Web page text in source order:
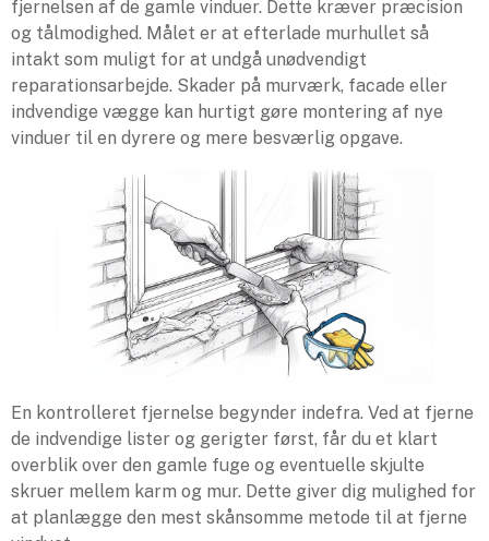
fjernelsen af de gamle vinduer. Dette kræver præcision
og tålmodighed. Målet er at efterlade murhullet så
intakt som muligt for at undgå unødvendigt
reparationsarbejde. Skader på murværk, facade eller
indvendige vægge kan hurtigt gøre montering af nye
vinduer til en dyrere og mere besværlig opgave.
En kontrolleret fjernelse begynder indefra. Ved at fjerne
de indvendige lister og gerigter først, får du et klart
overblik over den gamle fuge og eventuelle skjulte
skruer mellem karm og mur. Dette giver dig mulighed for
at planlægge den mest skånsomme metode til at fjerne